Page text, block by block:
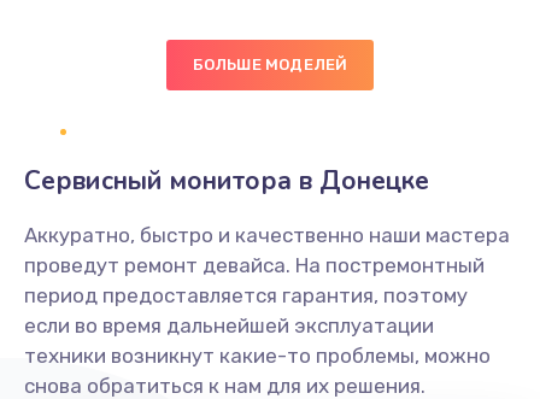
Замена сальников
2000 руб.
Замена переходников
1000 руб.
Заказать
Замена уплотнительных колец
2000 руб.
БОЛЬШЕ МОДЕЛЕЙ
Сервисный монитора в Донецке
Аккуратно, быстро и качественно наши мастера
проведут ремонт девайса. На постремонтный
период предоставляется гарантия, поэтому
если во время дальнейшей эксплуатации
техники возникнут какие-то проблемы, можно
снова обратиться к нам для их решения.